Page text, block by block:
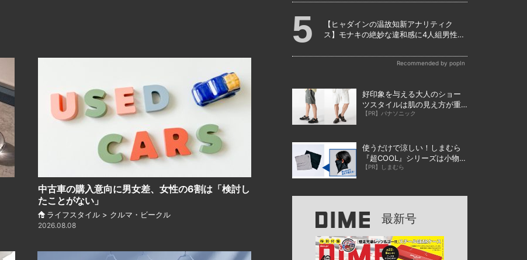
中古車の購入意向に男女差、女性の6割は「検討し
たことがない」
ライフスタイル > クルマ・ビークル
2026.08.08
【ヒャダインの温故知新アナリティク
ス】モナキの絶妙な違和感に4人組男性グ
Recommended by popIn
好印象を与える大人のショー
ツスタイルは肌の見え方が重
要！？
【PR】パナソニック
使うだけで涼しい！しまむら
『超COOL』シリーズは小物や
雑貨も充実！
【PR】しまむら
最新号